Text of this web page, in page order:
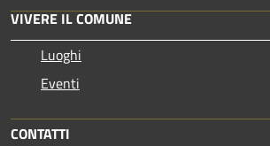
VIVERE IL COMUNE
Luoghi
Eventi
CONTATTI